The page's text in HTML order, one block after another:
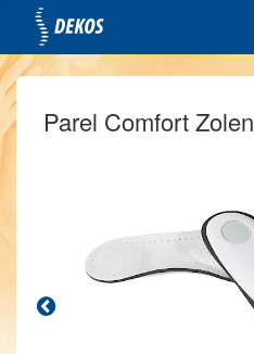
Parel Comfort Zolen